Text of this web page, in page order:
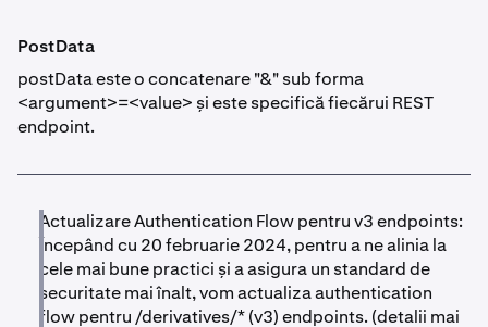
PostData
postData este o concatenare "&" sub forma
<argument>=<value> și este specifică fiecărui REST
endpoint.
Actualizare Authentication Flow pentru v3 endpoints:
Începând cu 20 februarie 2024, pentru a ne alinia la
cele mai bune practici și a asigura un standard de
securitate mai înalt, vom actualiza authentication
flow pentru /derivatives/* (v3) endpoints. (detalii mai